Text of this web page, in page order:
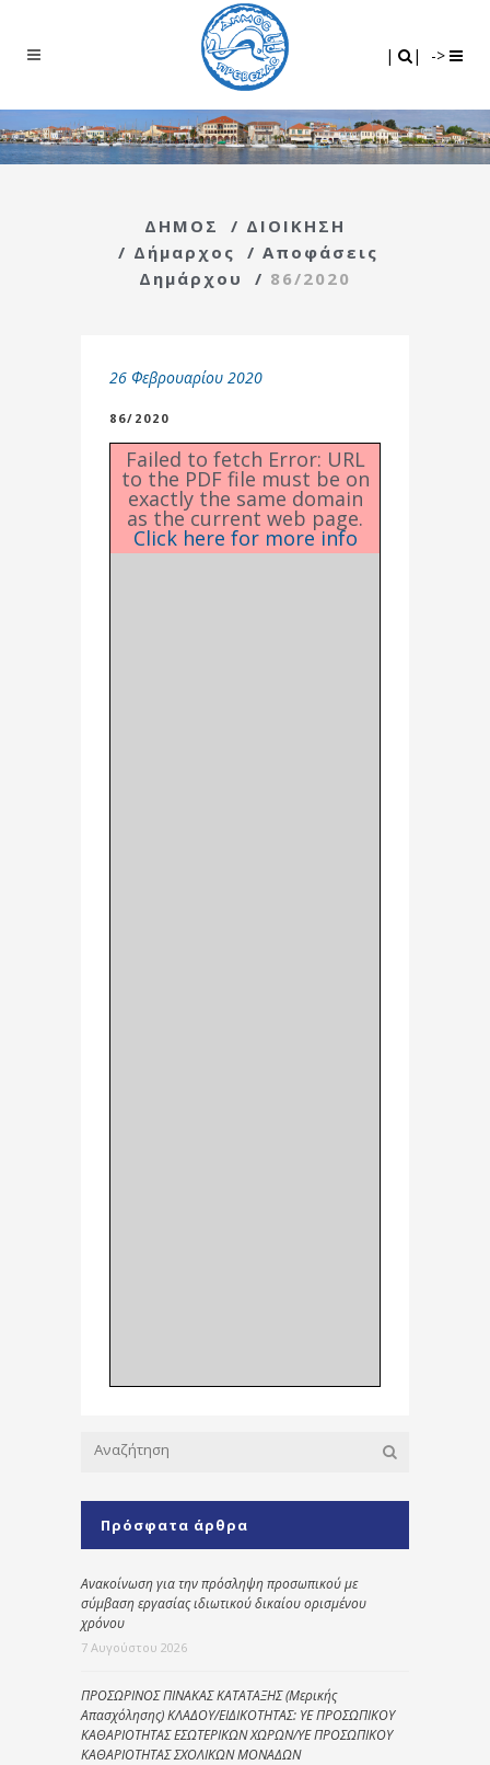
| | ->
ΔΗΜΟΣ / ΔΙΟΙΚΗΣΗ
/ Δήμαρχος / Αποφάσεις
Δημάρχου
/ 86/2020
26 Φεβρουαρίου 2020
86/2020
Failed to fetch Error: URL
to the PDF file must be on
exactly the same domain
as the current web page.
Click here for more info
Πρόσφατα άρθρα
Ανακοίνωση για την πρόσληψη προσωπικού με
σύμβαση εργασίας ιδιωτικού δικαίου ορισμένου
χρόνου
7 Αυγούστου 2026
ΠΡΟΣΩΡΙΝΟΣ ΠΙΝΑΚΑΣ ΚΑΤΑΤΑΞΗΣ (Μερικής
Απασχόλησης) ΚΛΑΔΟΥ/ΕΙΔΙΚΟΤΗΤΑΣ: ΥΕ ΠΡΟΣΩΠΙΚΟΥ
ΚΑΘΑΡΙΟΤΗΤΑΣ ΕΣΩΤΕΡΙΚΩΝ ΧΩΡΩΝ/ΥΕ ΠΡΟΣΩΠΙΚΟΥ
ΚΑΘΑΡΙΟΤΗΤΑΣ ΣΧΟΛΙΚΩΝ ΜΟΝΑΔΩΝ